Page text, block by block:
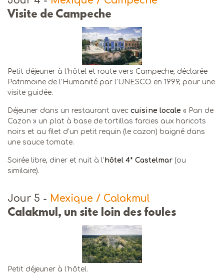
Visite de Campeche
Petit déjeuner à l’hôtel et route vers Campeche, déclarée
Patrimoine de l’Humanité par l’UNESCO en 1999, pour une
visite guidée.
Déjeuner dans un restaurant avec cuisine locale « Pan de
Cazon » un plat à base de tortillas farcies aux haricots
noirs et au filet d’un petit requin (le cazon) baigné dans
une sauce tomate.
Soirée libre, diner et nuit à l’hôtel 4* Castelmar (ou
similaire).
Jour 5 - Mexique / Calakmul
Calakmul, un site loin des foules
Petit déjeuner à l’hôtel.